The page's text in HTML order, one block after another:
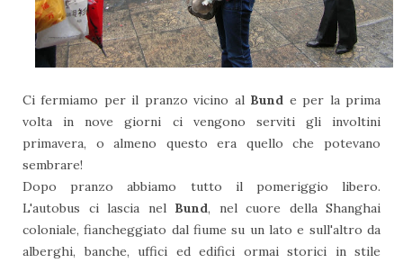
Ci fermiamo per il pranzo vicino al Bund e per la prima
volta in nove giorni ci vengono serviti gli involtini
primavera, o almeno questo era quello che potevano
sembrare!
Dopo pranzo abbiamo tutto il pomeriggio libero.
L'autobus ci lascia nel Bund, nel cuore della Shanghai
coloniale, fiancheggiato dal fiume su un lato e sull'altro da
alberghi, banche, uffici ed edifici ormai storici in stile